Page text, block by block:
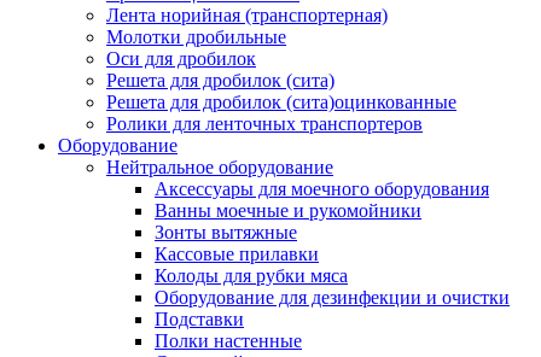
Лента норийная (транспортерная)
Молотки дробильные
Оси для дробилок
Решета для дробилок (сита)
Решета для дробилок (сита)оцинкованные
Ролики для ленточных транспортеров
Оборудование
Нейтральное оборудование
Аксессуары для моечного оборудования
Ванны моечные и рукомойники
Зонты вытяжные
Кассовые прилавки
Колоды для рубки мяса
Оборудование для дезинфекции и очистки
Подставки
Полки настенные